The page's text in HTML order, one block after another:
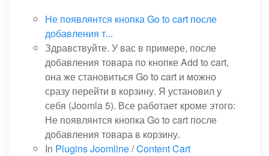
Не появлянтся кнопка Go to cart после
добавления т...
Здравствуйте. У вас в примере, после
добавления товара по кнопке Add to cart,
она же становиться Go to cart и можно
сразу перейти в корзину. Я установил у
себя (Joomla 5). Все работает кроме этого:
Не появлянтся кнопка Go to cart после
добавления товара в корзину.
In Plugins Joomline/Content Cart